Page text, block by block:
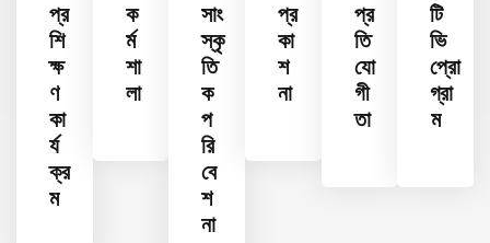
প্র
শি
ক্ষ
ণ
কা
র্য
ক্র
ম
ক
র্ম
শা
লা
সাং
স্কৃ
তি
ক
প
রি
বে
শ
না
প্র
কা
শ
না
প্র
তি
যো
গী
তা
টি
ভি
প্রো
গ্রা
ম